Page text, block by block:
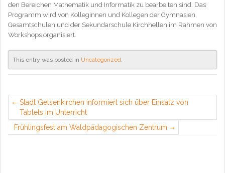
den Bereichen Mathematik und Informatik zu bearbeiten sind. Das
Programm wird von Kolleginnen und Kollegen der Gymnasien,
Gesamtschulen und der Sekundarschule Kirchhellen im Rahmen von
Workshops organisiert.
This entry was posted in Uncategorized
Stadt Gelsenkirchen informiert sich über Einsatz von
Tablets im Unterricht
Frühlingsfest am Waldpädagogischen Zentrum